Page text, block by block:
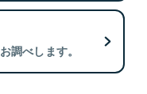
調べします。